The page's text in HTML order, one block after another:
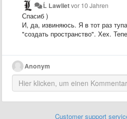
Ĺ Lawlietvor 10 Jahren
Спасиб )
И, да, извиняюсь. Я в тот раз
"создать пространство". Хех.
Anonym
Customer support